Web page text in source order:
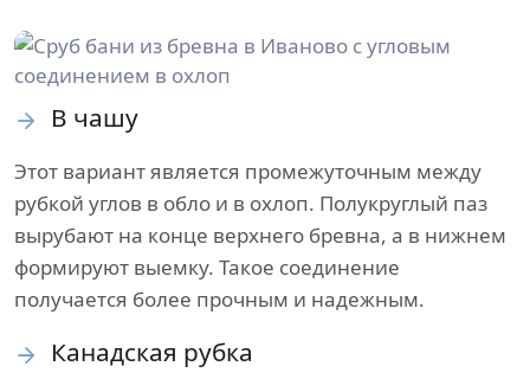
В чашу
Этот вариант является промежуточным между
рубкой углов в обло и в охлоп. Полукруглый паз
вырубают на конце верхнего бревна, а в нижнем
формируют выемку. Такое соединение
получается более прочным и надежным.
Канадская рубка